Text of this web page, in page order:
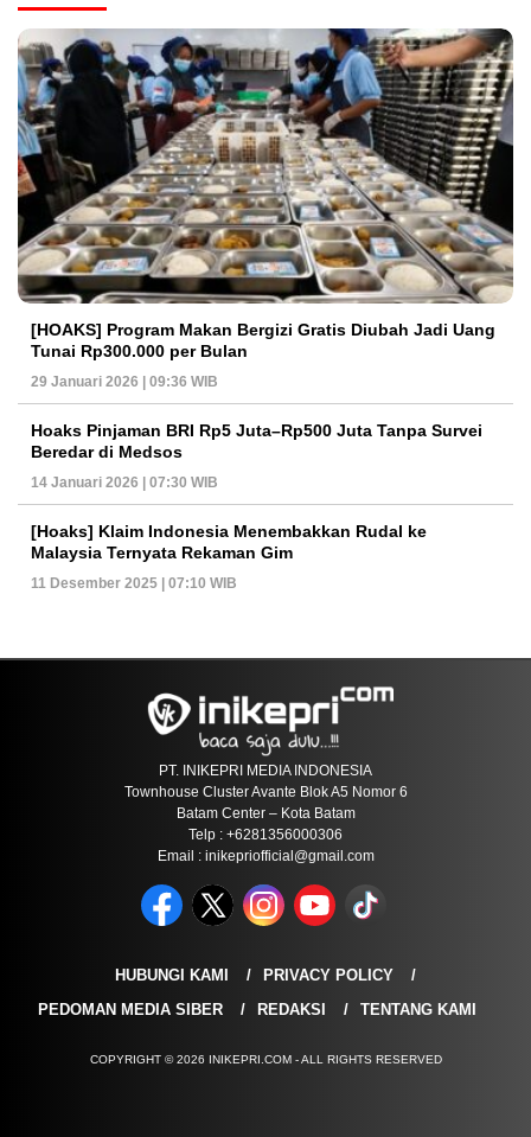
[HOAKS] Program Makan Bergizi Gratis Diubah Jadi Uang
Tunai Rp300.000 per Bulan
29 Januari 2026 | 09:36 WIB
Hoaks Pinjaman BRI Rp5 Juta–Rp500 Juta Tanpa Survei
Beredar di Medsos
14 Januari 2026 | 07:30 WIB
[Hoaks] Klaim Indonesia Menembakkan Rudal ke
Malaysia Ternyata Rekaman Gim
11 Desember 2025 | 07:10 WIB
PT. INIKEPRI MEDIA INDONESIA
Townhouse Cluster Avante Blok A5 Nomor 6
Batam Center – Kota Batam
Telp : +6281356000306
Email : inikepriofficial@gmail.com
HUBUNGI KAMI
PRIVACY POLICY
PEDOMAN MEDIA SIBER
REDAKSI TENTANG KAMI
COPYRIGHT © 2026 INIKEPRI.COM - ALL RIGHTS RESERVED